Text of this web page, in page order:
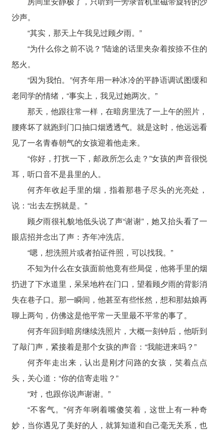
沙声。
“其实，那天上午我见过顾夕雨。”
“为什么你之前不说？”陆途的话里夹杂着按捺不住的
怒火。
“因为我怕。”何齐年用一种冰冷的平静语调试图缓和
老同学的情绪，“事实上，我见过她两次。”
那天，他跟往常一样，在暗房里洗了一上午的照片，
腰疼坏了就跑到门口抽口烟透透气。就是这时，他远远看
见了一名青春朝气的女孩迎着他走来。
“你好，打扰一下，邮政所怎么走？”女孩的声音很悦
耳，听口音不是县里的人。
何齐年收起手里的烟，指着那巷子尽头的光亮处，
说：“出去左拐就是。”
顾夕雨很礼貌地低头说了声“谢谢”，她又抬头看了一
眼店招并念出了声：齐年冲洗店。
“嗯，想洗照片或者拍证件照，可以找我。”
不知为什么在女孩面前他竟有些局促，他将手里的烟
扔进了下水道里，呆呆地杵在门口，望着顾夕雨的背影消
失在巷子口。那一瞬间，他甚至有些怅然，想和那姑娘再
聊上两句，仿佛这是他平常一天里最不平常的事了。
何齐年回到暗房继续洗照片，大概一刻钟后，他听到
了敲门声，紧接着是那个女孩的声音：“我能进来吗？”
何齐年走出来，认出是刚才问路的女孩，笑着点点
头，关心道：“你的信寄走啦？”
“对，也跟你说声谢谢。”
“不客气。”何齐年咧着嘴傻笑着，这世上有一种奇
妙，当你遇见了美好的人，就算知道和自己毫无关系，也